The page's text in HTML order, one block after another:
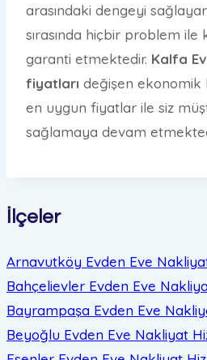
arasındaki dengeyi
sırasında hiçbir problem ile
garanti etmektedir. Kalfa
fiyatları değişen ekonomik
en uygun fiyatlar ile siz
sağlamaya devam
İlçeler
Arnavutköy Evden Eve
Bahçelievler Evden Eve
Bayrampaşa Evden Eve
Beyoğlu Evden Eve Nakliyat